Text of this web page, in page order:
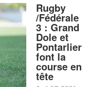
Rugby
/Fédérale
3 : Grand
Dole et
Pontarlier
font la
course en
tête